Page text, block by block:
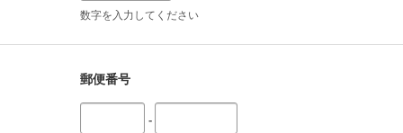
数字を入力してください
郵便番号
-